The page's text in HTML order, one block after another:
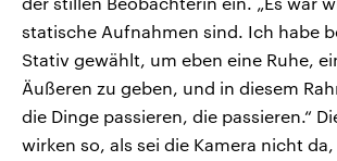
statische Aufnahmen sind. Ich habe
Stativ gewählt, um eben eine Ruhe,
Äußeren zu geben, und in diesem
die Dinge passieren, die passieren.“
wirken so, als sei die Kamera nicht